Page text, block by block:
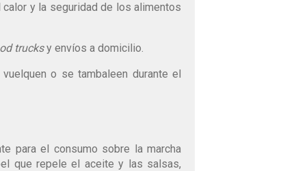
y la seguridad de los alimentos
trucksy envíos a domicilio.
o se tambaleen durante el
para el consumo sobre la marcha
que repele el aceite y las salsas,